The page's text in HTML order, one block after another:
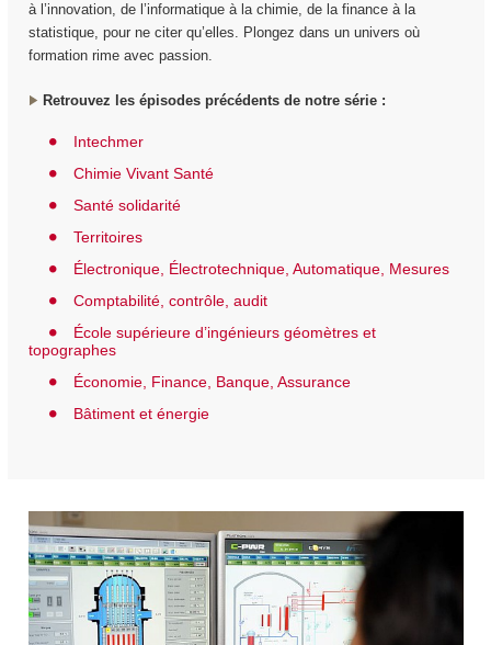
à l’innovation, de l’informatique à la chimie, de la finance à la
statistique, pour ne citer qu’elles. Plongez dans un univers où
formation rime avec passion.
Retrouvez les épisodes précédents de notre série :
Intechmer
Chimie Vivant Santé
Santé solidarité
Territoires
Électronique, Électrotechnique, Automatique, Mesures
Comptabilité, contrôle, audit
École supérieure d’ingénieurs géomètres et
topographes
Économie, Finance, Banque, Assurance
Bâtiment et énergie